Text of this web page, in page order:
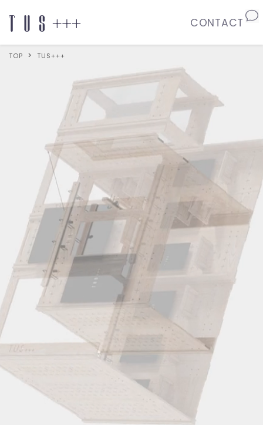
CONTACT
TOP > TUS+++